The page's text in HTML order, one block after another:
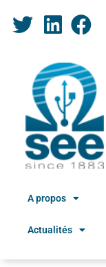
A propos
Actualités